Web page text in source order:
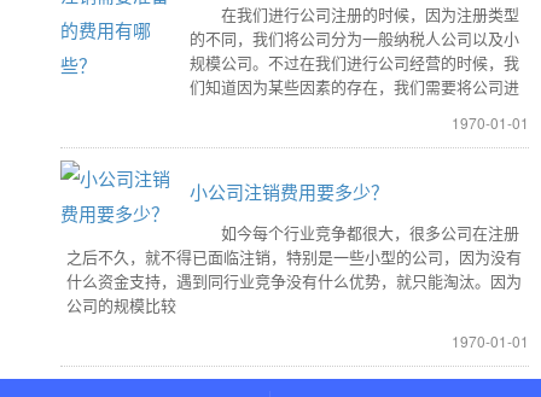
在我们进行公司注册的时候，因为注册类型
的不同，我们将公司分为一般纳税人公司以及小
规模公司。不过在我们进行公司经营的时候，我
们知道因为某些因素的存在，我们需要将公司进
1970-01-01
小公司注销费用要多少？
如今每个行业竞争都很大，很多公司在注册
之后不久，就不得已面临注销，特别是一些小型的公司，因为没有
什么资金支持，遇到同行业竞争没有什么优势，就只能淘汰。因为
公司的规模比较
1970-01-01